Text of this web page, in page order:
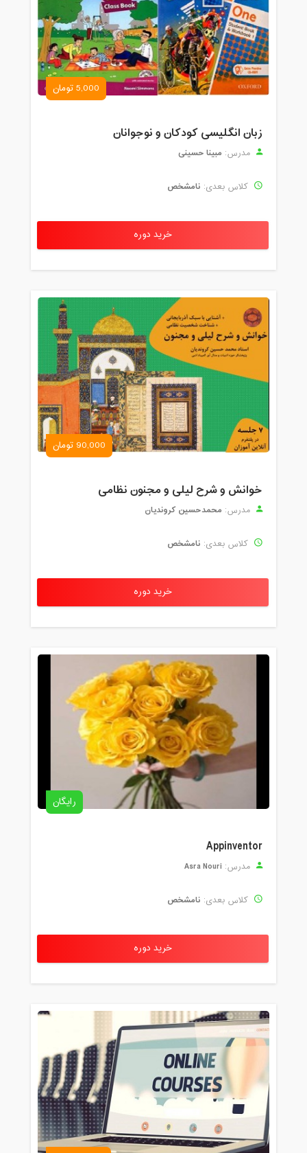
5,000 تومان
زبان انگلیسی کودکان و نوجوانان
مدرس: مبینا حسینی
کلاس بعدی: نامشخص
خرید دوره
90,000 تومان
خوانش و شرح لیلی و مجنون نظامی
مدرس: محمدحسین کروندیان
کلاس بعدی: نامشخص
خرید دوره
رایگان
Appinventor
مدرس: Asra Nouri
کلاس بعدی: نامشخص
خرید دوره